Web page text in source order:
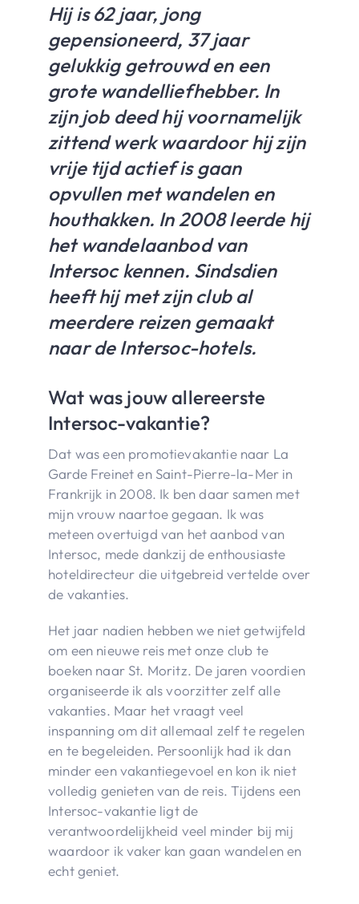
Hij is 62 jaar, jong
gepensioneerd, 37 jaar
gelukkig getrouwd en een
grote wandelliefhebber. In
zijn job deed hij voornamelijk
zittend werk waardoor hij zijn
vrije tijd actief is gaan
opvullen met wandelen en
houthakken. In 2008 leerde hij
het wandelaanbod van
Intersoc kennen. Sindsdien
heeft hij met zijn club al
meerdere reizen gemaakt
naar de Intersoc-hotels.
Wat was jouw allereerste
Intersoc-vakantie?
Dat was een promotievakantie naar La
Garde Freinet en Saint-Pierre-la-Mer in
Frankrijk in 2008. Ik ben daar samen met
mijn vrouw naartoe gegaan. Ik was
meteen overtuigd van het aanbod van
Intersoc, mede dankzij de enthousiaste
hoteldirecteur die uitgebreid vertelde over
de vakanties.
Het jaar nadien hebben we niet getwijfeld
om een nieuwe reis met onze club te
boeken naar St. Moritz. De jaren voordien
organiseerde ik als voorzitter zelf alle
vakanties. Maar het vraagt veel
inspanning om dit allemaal zelf te regelen
en te begeleiden. Persoonlijk had ik dan
minder een vakantiegevoel en kon ik niet
volledig genieten van de reis. Tijdens een
Intersoc-vakantie ligt de
verantwoordelijkheid veel minder bij mij
waardoor ik vaker kan gaan wandelen en
echt geniet.